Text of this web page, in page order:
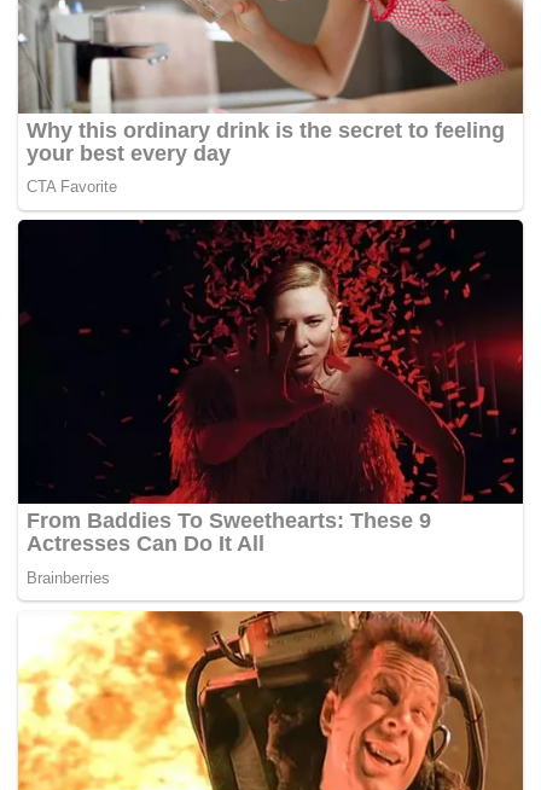
“Manusia hanya boleh melakukan sesetengah tugas di
angkasa lepas. Selebihnya boleh ditinggalkan kepada
robot. Untuk menjimatkan masa angkasawan di ISS,
kami akan menghantar tiga robot pembantu ke stesen
tersebut,”
kata seorang jurucakap NASA.
Setiap robot Astrobee tersebut dilengkapi kamera
tersendiri bagi membolehkannya bergerak secara berdikari
tanpa melanggar objek lain malah boleh dipasang lengan
robotik tambahan sekiranya perlu membantu membawa
kargo atau menjalankan eksperimen lain.
robotik yang setiap sudutnya bersaiz 30.5 sentimter tinggi,
lebar dan panjang. Astrobee akan dihantar ke ISS tahun ini
tetapi tarikhnya belum ditetapkan. – Agensi